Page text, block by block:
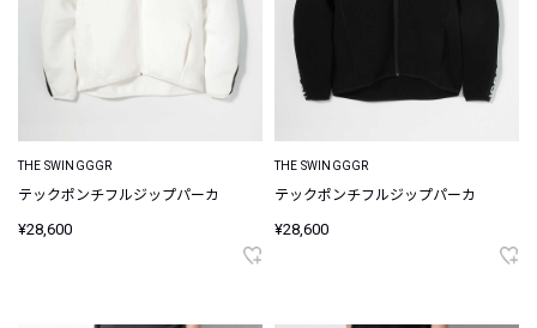
THE SWINGGGR
テックポンチフルジップパーカ
¥28,600
THE SWINGGGR
テックポンチフルジップパーカ
¥28,600